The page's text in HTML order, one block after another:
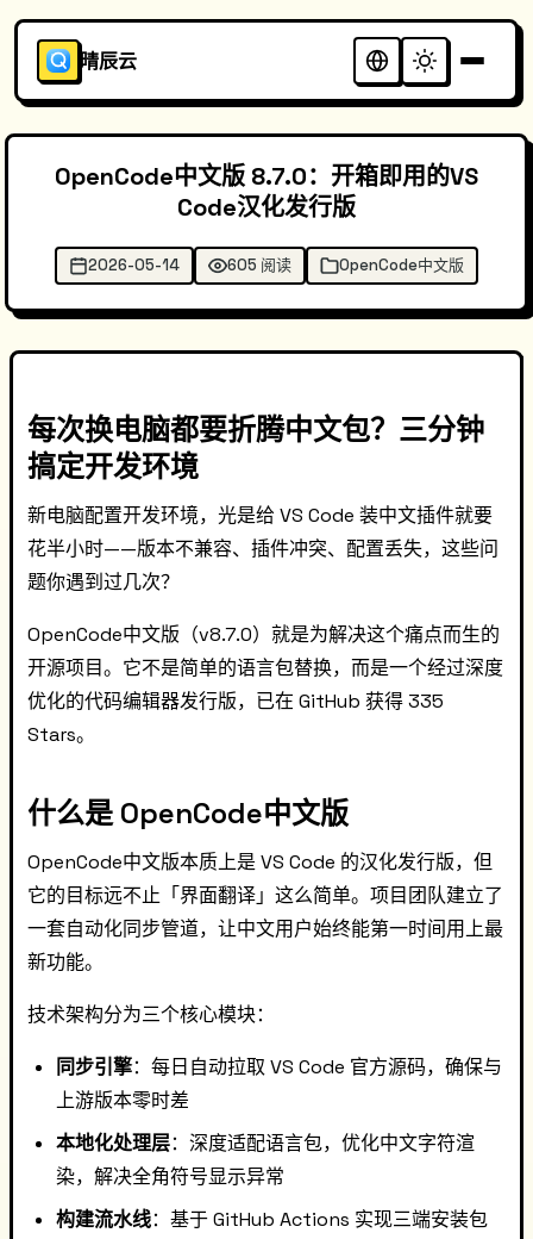
晴辰云
OpenCode中文版 8.7.0：开箱即用的VS
Code汉化发行版
2026-05-14 605 阅读 OpenCode中文版
每次换电脑都要折腾中文包？三分钟
搞定开发环境
新电脑配置开发环境，光是给 VS Code 装中文插件就要
花半小时——版本不兼容、插件冲突、配置丢失，这些问
题你遇到过几次？
OpenCode中文版（v8.7.0）就是为解决这个痛点而生的
开源项目。它不是简单的语言包替换，而是一个经过深度
优化的代码编辑器发行版，已在 GitHub 获得 335
Stars。
什么是 OpenCode中文版
OpenCode中文版本质上是 VS Code 的汉化发行版，但
它的目标远不止「界面翻译」这么简单。项目团队建立了
一套自动化同步管道，让中文用户始终能第一时间用上最
新功能。
技术架构分为三个核心模块：
同步引擎：每日自动拉取 VS Code 官方源码，确保与
上游版本零时差
本地化处理层：深度适配语言包，优化中文字符渲
染，解决全角符号显示异常
构建流水线：基于 GitHub Actions 实现三端安装包